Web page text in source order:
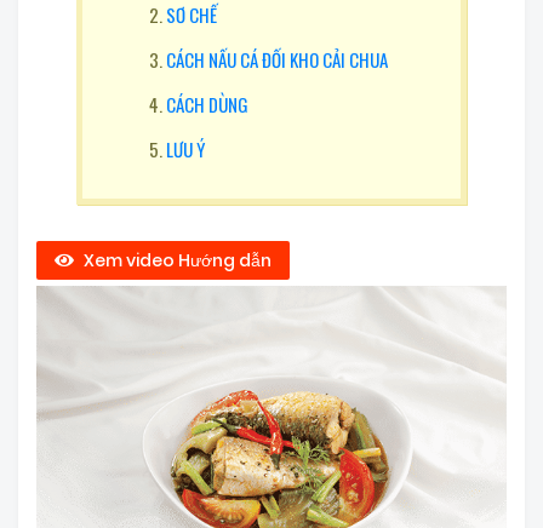
SƠ CHẾ
CÁCH NẤU CÁ ĐỐI KHO CẢI CHUA
CÁCH DÙNG
LƯU Ý
Xem video Hướng dẫn